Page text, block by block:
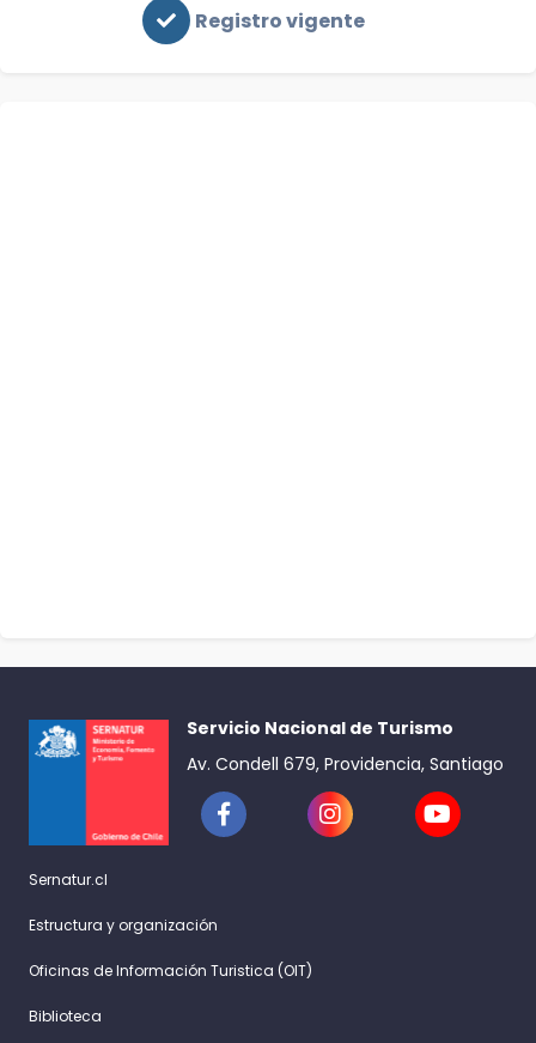
Registro vigente
Servicio Nacional de Turismo
Av. Condell 679, Providencia, Santiago
Sernatur.cl
Estructura y organización
Oficinas de Información Turistica (OIT)
Biblioteca